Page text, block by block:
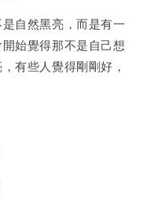
自然黑亮，而是有一
始覺得那不是自己想
有些人覺得剛剛好，